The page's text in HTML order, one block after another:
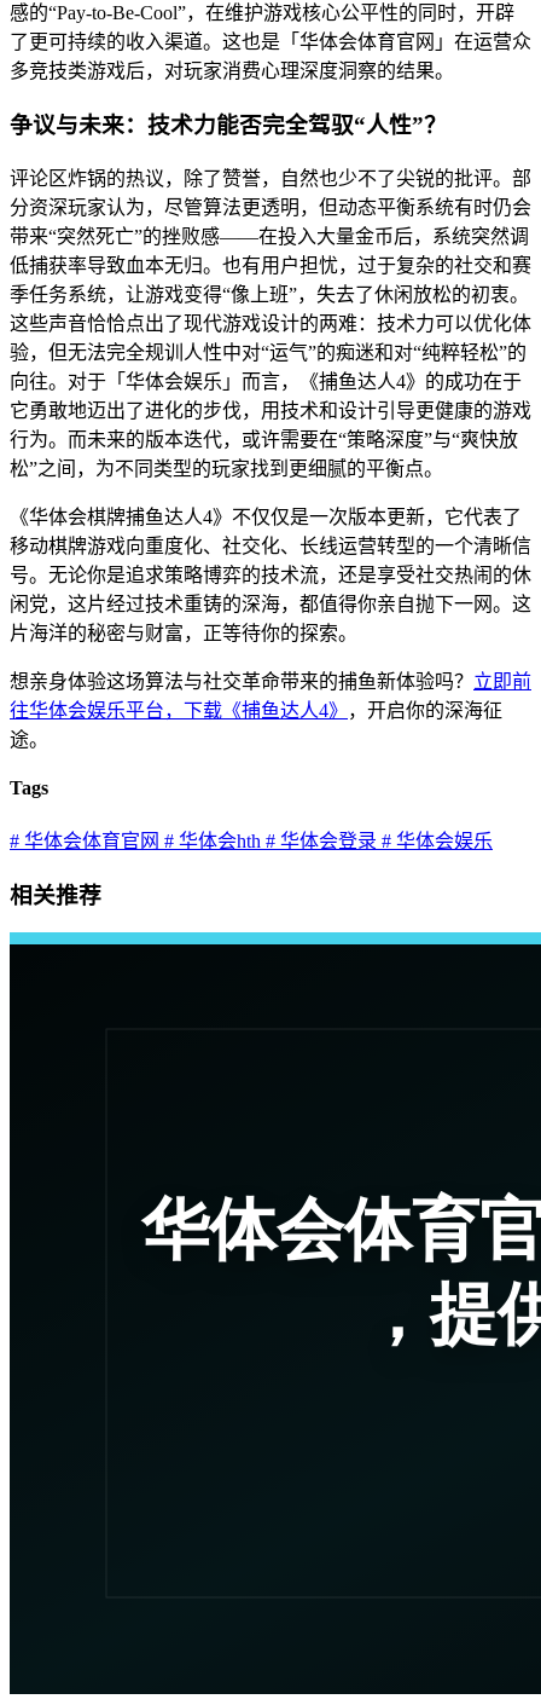
感的“Pay-to-Be-Cool”，在维护游戏核心公平性的同时，开辟
了更可持续的收入渠道。这也是「华体会体育官网」在运营众
多竞技类游戏后，对玩家消费心理深度洞察的结果。
争议与未来：技术力能否完全驾驭“人性”？
评论区炸锅的热议，除了赞誉，自然也少不了尖锐的批评。部
分资深玩家认为，尽管算法更透明，但动态平衡系统有时仍会
带来“突然死亡”的挫败感——在投入大量金币后，系统突然调
低捕获率导致血本无归。也有用户担忧，过于复杂的社交和赛
季任务系统，让游戏变得“像上班”，失去了休闲放松的初衷。
这些声音恰恰点出了现代游戏设计的两难：技术力可以优化体
验，但无法完全规训人性中对“运气”的痴迷和对“纯粹轻松”的
向往。对于「华体会娱乐」而言，《捕鱼达人4》的成功在于
它勇敢地迈出了进化的步伐，用技术和设计引导更健康的游戏
行为。而未来的版本迭代，或许需要在“策略深度”与“爽快放
松”之间，为不同类型的玩家找到更细腻的平衡点。
《华体会棋牌捕鱼达人4》不仅仅是一次版本更新，它代表了
移动棋牌游戏向重度化、社交化、长线运营转型的一个清晰信
号。无论你是追求策略博弈的技术流，还是享受社交热闹的休
闲党，这片经过技术重铸的深海，都值得你亲自抛下一网。这
片海洋的秘密与财富，正等待你的探索。
想亲身体验这场算法与社交革命带来的捕鱼新体验吗？ 立即前
往华体会娱乐平台，下载《捕鱼达人4》 ，开启你的深海征
途。
Tags
# 华体会体育官网 # 华体会hth # 华体会登录 # 华体会娱乐
相关推荐